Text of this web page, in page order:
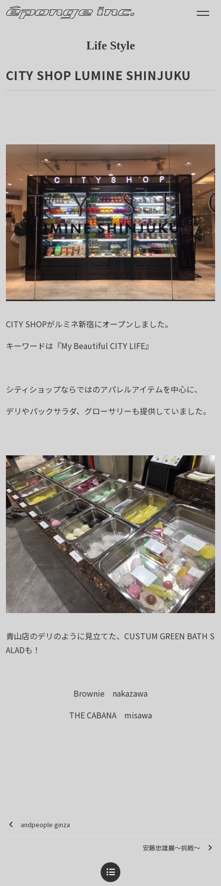
Life Style
CITY SHOP LUMINE SHINJUKU
CITY SHOPがルミネ新宿にオープンしました。
キーワードは『My Beautiful CITY LIFE』
シティショップならではのアパレルアイテムを中心に、
デリやパックサラダ、グローサリーも提供していました。
青山店のデリのように見立てた、CUSTUM GREEN BATH S
ALADも！
Brownie nakazawa
THE CABANA misawa
andpeople ginza
安藤忠雄展～挑戦～